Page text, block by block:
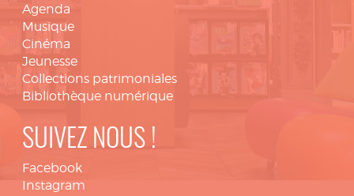
Agenda
Musique
Cinéma
Jeunesse
Collections patrimoniales
Bibliothèque numérique
SUIVEZ NOUS !
Facebook
Instagram